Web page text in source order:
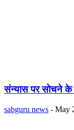
संन्यास पर सोचने के
sabguru news - May